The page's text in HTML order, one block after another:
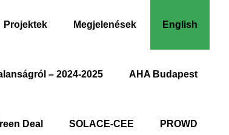
Projektek Megjelenések English
– 2024-2025 AHA Budapest
Deal SOLACE-CEE PROWD